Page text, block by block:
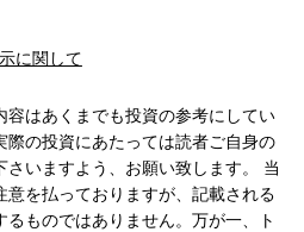
に関して
容はあくまでも投資の参考にしてい
際の投資にあたっては読者ご自身の
いますよう、お願い致します。 当
を払っておりますが、記載される
ものではありません。万が一、ト